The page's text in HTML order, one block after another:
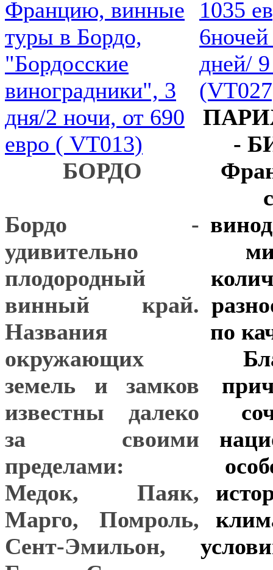
БОРДО
Бордо -
удивительно
плодородный
винный край.
Названия
окружающих
земель и замков
известны далеко
за своими
пределами:
Медок, Паяк,
Марго, Помроль,
Сент-Эмильон,
-
по